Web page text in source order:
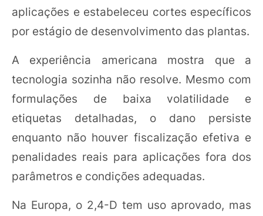
aplicações e estabeleceu cortes específicos
por estágio de desenvolvimento das plantas.
A experiência americana mostra que a
tecnologia sozinha não resolve. Mesmo com
formulações de baixa volatilidade e
etiquetas detalhadas, o dano persiste
enquanto não houver fiscalização efetiva e
penalidades reais para aplicações fora dos
parâmetros e condições adequadas.
Na Europa, o 2,4-D tem uso aprovado, mas